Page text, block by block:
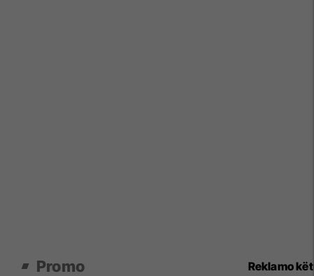
Promo Reklamo